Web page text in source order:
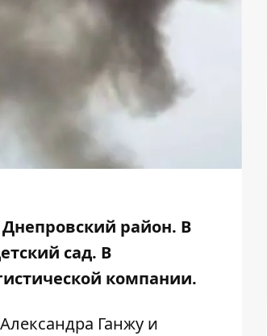
район. В
сад. В
компании.
Александра Ганжу и